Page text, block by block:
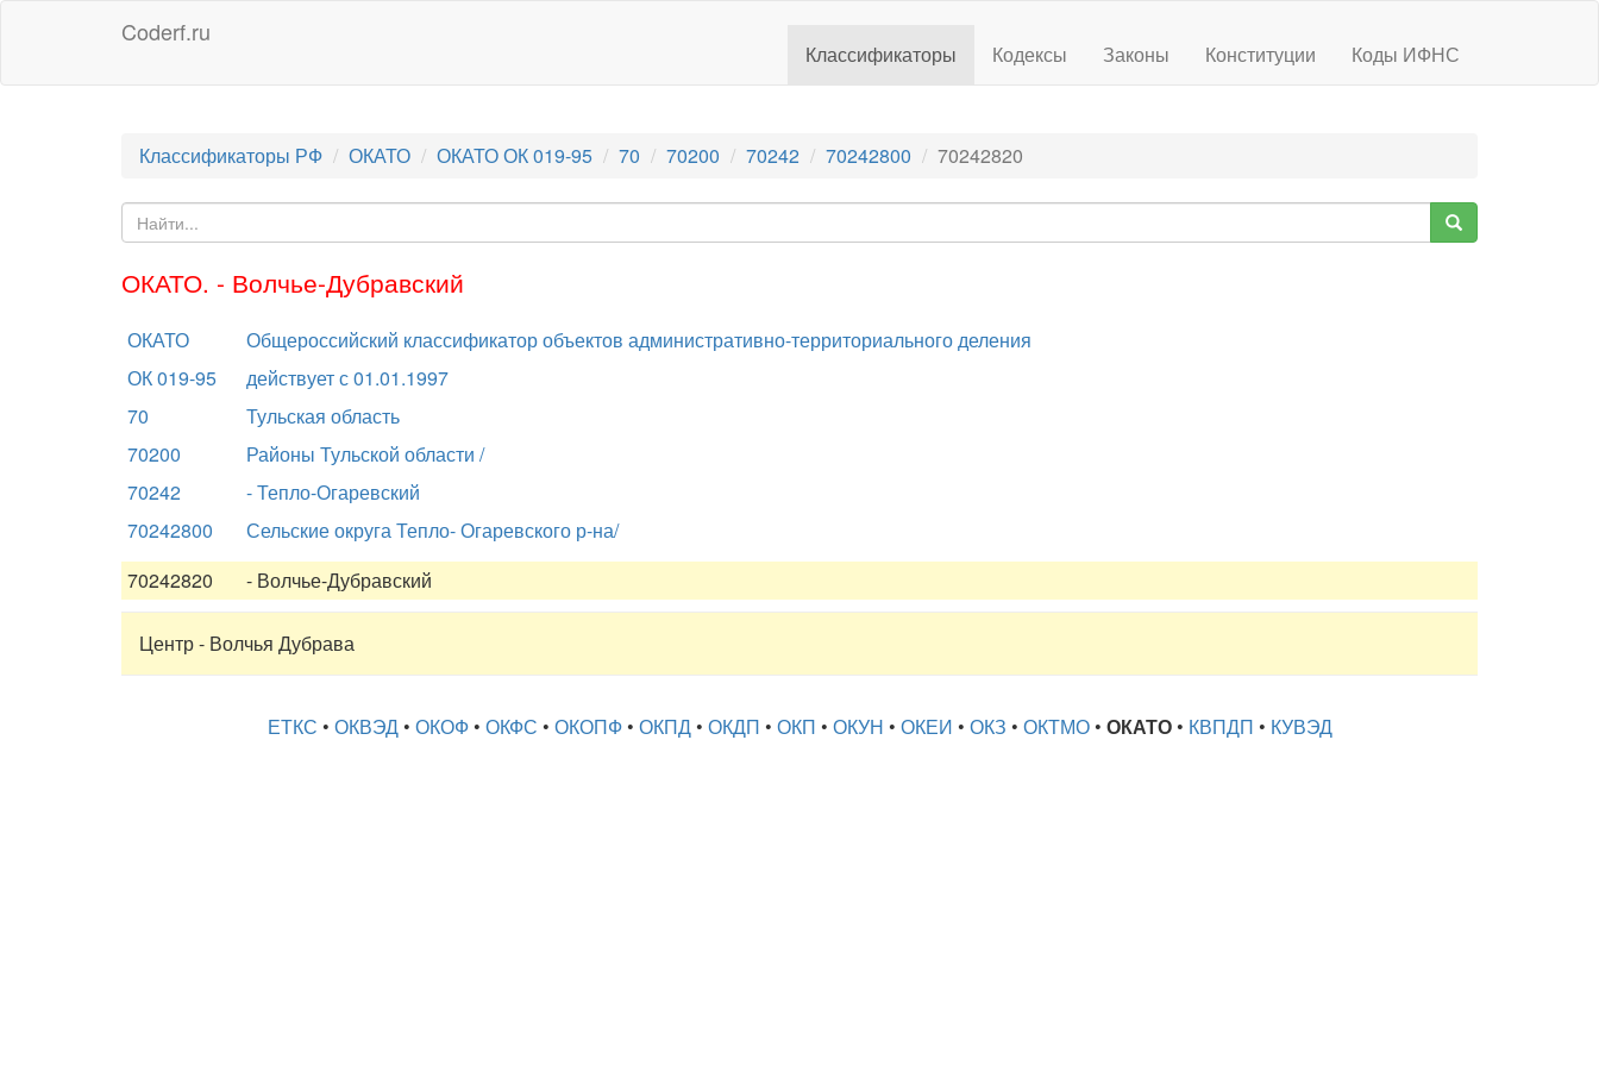
Coderf.ru
Классификаторы Кодексы Законы Конституции Коды ИФНС
Классификаторы РФ ОКАТО ОКАТО ОК 019-95 70 70200 70242 70242800 70242820
ОКАТО. - Волчье-Дубравский
ОКАТО
Общероссийский классификатор объектов административно-территориального деления
ОК 019-95
действует с 01.01.1997
70
Тульская область
70200
Районы Тульской области /
70242
- Тепло-Огаревский
70242800
Сельские округа Тепло- Огаревского р-на/
70242820
- Волчье-Дубравский
Центр - Волчья Дубрава
ЕТКС • ОКВЭД• ОКОФ• ОКФС • ОКОПФ• ОКПД• ОКДП • ОКП • ОКУН • ОКЕИ • ОКЗ • ОКТМО• ОКАТО• КВПДП • КУВЭД